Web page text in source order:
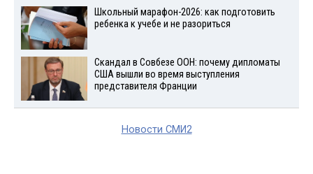
Школьный марафон-2026: как подготовить
ребенка к учебе и не разориться
Скандал в Совбезе ООН: почему дипломаты
США вышли во время выступления
представителя Франции
Новости СМИ2